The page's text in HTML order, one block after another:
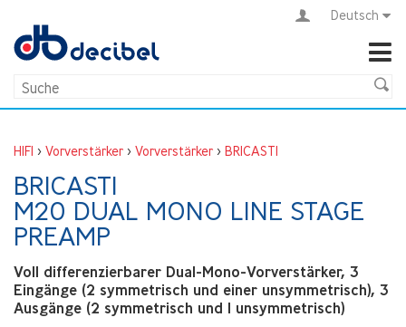
Deutsch
HIFI > Vorverstärker > Vorverstärker > BRICASTI
BRICASTI
M20 DUAL MONO LINE STAGE
PREAMP
Voll differenzierbarer Dual-Mono-Vorverstärker, 3
Eingänge (2 symmetrisch und einer unsymmetrisch), 3
Ausgänge (2 symmetrisch und 1 unsymmetrisch)